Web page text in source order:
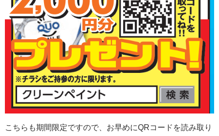
こちらも期間限定ですので、お早めにQRコードを読み取り